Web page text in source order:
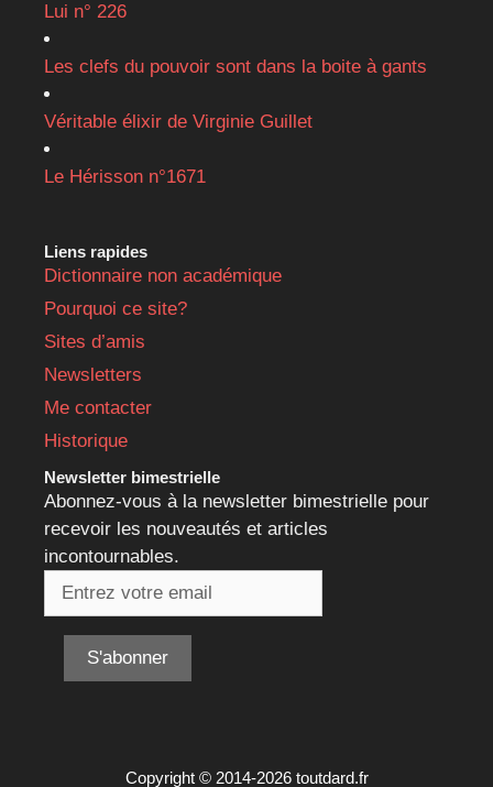
Lui n° 226
Les clefs du pouvoir sont dans la boite à gants
Véritable élixir de Virginie Guillet
Le Hérisson n°1671
Liens rapides
Dictionnaire non académique
Pourquoi ce site?
Sites d’amis
Newsletters
Me contacter
Historique
Newsletter bimestrielle
Abonnez-vous à la newsletter bimestrielle pour
recevoir les nouveautés et articles
incontournables.
Copyright © 2014-2026 toutdard.fr